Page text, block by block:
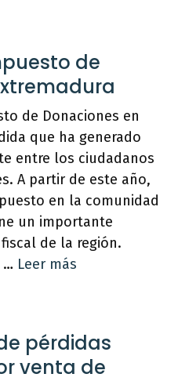
de
de Donaciones en
que ha generado
entre los ciudadanos
A partir de este año,
en la comunidad
un importante
de la región.
… Leer más
pérdidas
venta de